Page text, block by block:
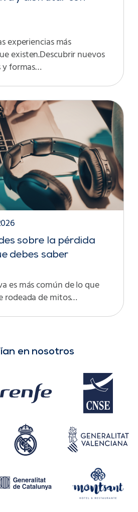
experiencias más
existen.Descubrir nuevos
y formas…
sobre la pérdida
debes saber
es más común de lo que
rodeada de mitos…
en nosotros